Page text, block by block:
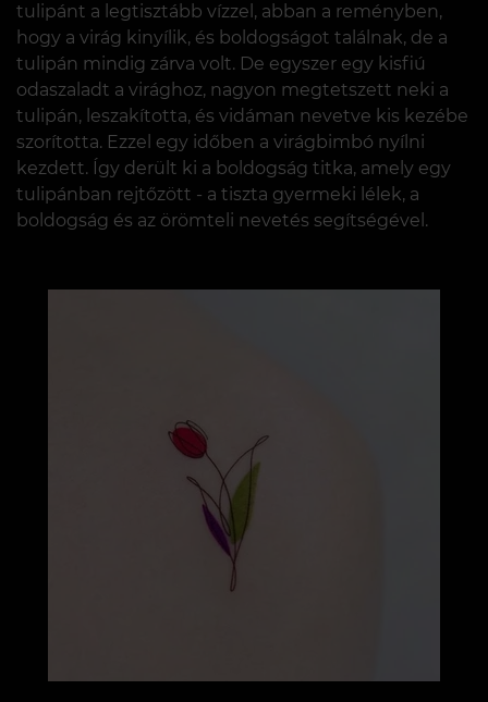
tulipánt a legtisztább vízzel, abban a reményben,
hogy a virág kinyílik, és boldogságot találnak, de a
tulipán mindig zárva volt. De egyszer egy kisfiú
odaszaladt a virághoz, nagyon megtetszett neki a
tulipán, leszakította, és vidáman nevetve kis kezébe
szorította. Ezzel egy időben a virágbimbó nyílni
kezdett. Így derült ki a boldogság titka, amely egy
tulipánban rejtőzött - a tiszta gyermeki lélek, a
boldogság és az örömteli nevetés segítségével.